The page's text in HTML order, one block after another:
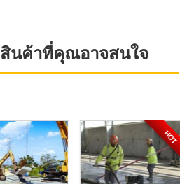
สินค้าที่คุณอาจสนใจ
HOT